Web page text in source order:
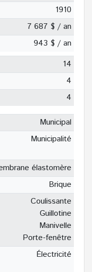
1910
7 687 $ / an
943 $ / an
14
4
4
Municipal
Municipalité
élastomère
Brique
Coulissante
Guillotine
Manivelle
Porte-fenêtre
Électricité